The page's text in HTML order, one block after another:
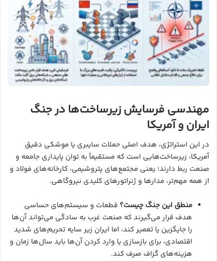
مهندسی فرسایش زیرساخت‌ها در جنگ
ایران و آمریکا
در این استراتژی، هدف اصلی حملات سایبری یا موشکی دقیق
آمریکا، زیرساخت‌هایی است که مستقیماً به توان پایداری جامعه و
صنعت ربط دارند؛ یعنی مجتمع‌های پتروشیمی، کارخانه‌های فولاد و
از همه مهم‌تر، مدارها و ژنراتورهای کلیدی نیروگاهی.
منطق این جنگ چیست؟ قطعات و سیستم‌های حساسی
هدف قرار می‌گیرند که صنعت غرب به سادگی می‌تواند آن‌ها
را جایگزین یا تعمیر کند، اما ایران زیر سایه تحریم‌های شدید
اقتصادی، برای بازسازی یا وارد کردن آن‌ها باید سال‌ها زمان و
هزینه‌های گزاف صرف کند.